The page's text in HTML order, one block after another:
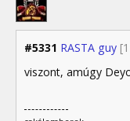
#5331 RASTA guy
viszont, amúgy